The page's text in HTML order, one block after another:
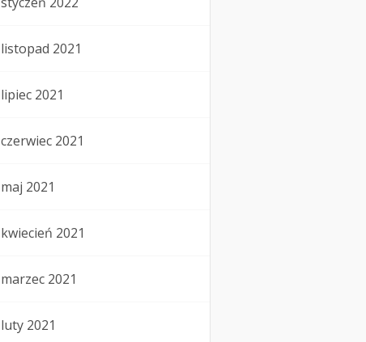
listopad 2021
lipiec 2021
czerwiec 2021
maj 2021
kwiecień 2021
marzec 2021
luty 2021